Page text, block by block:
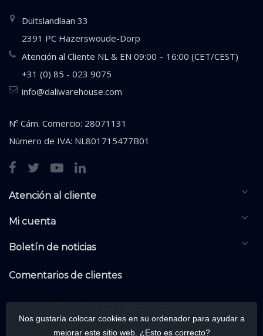
Duitslandlaan 33
2391 PC Hazerswoude-Dorp
Atención al Cliente NL & EN 09:00 – 16:00 (CET/CEST)
+31 (0) 85 - 023 9075
info@daliwarehouse.com
Nº Cám. Comercio: 28071131
Número de IVA: NL801715477B01
Atención al cliente
Mi cuenta
Boletín de noticias
Comentarios de clientes
Nos gustaría colocar cookies en su ordenador para ayudar a
mejorar este sitio web. ¿Esto es correcto?